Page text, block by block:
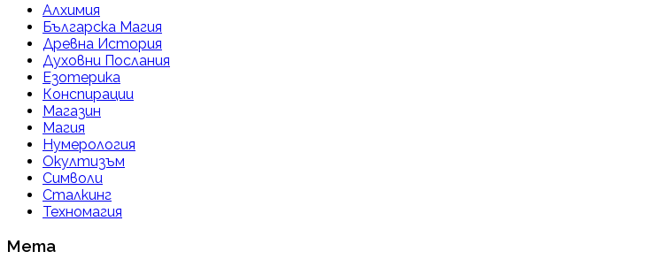
Алхимия
Българска Магия
Древна История
Духовни Послания
Езотерика
Конспирации
Магазин
Магия
Нумерология
Окултизъм
Символи
Сталкинг
Техномагия
Мета